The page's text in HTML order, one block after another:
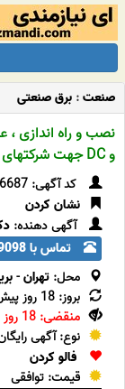
صنعت: برق صنعتی
و DC جهت شرکتهای فولاد – سیمان - نفتی
کد آگهی: 366687 (
نشان کردن
آگهی دهنده:
تماس با 09122089098
محل: تهران-
بروز: 18 روز پیش
منقضی: 18 روز پیش
نوع: آگهی
فالو کردن
قیمت: توافقی